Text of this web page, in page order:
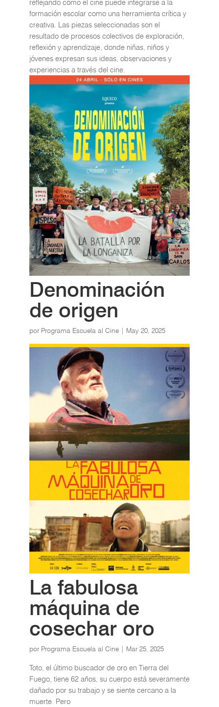
reflejando cómo el cine puede integrarse a la
formación escolar como una herramienta crítica y
creativa. Las piezas seleccionadas son el
resultado de procesos colectivos de exploración,
reflexión y aprendizaje, donde niñas, niños y
jóvenes expresan sus ideas, observaciones y
experiencias a través del cine.
Denominación
de origen
por Programa Escuela al Cine| May 20, 2025
La fabulosa
máquina de
cosechar oro
por Programa Escuela al Cine| Mar 25, 2025
Toto, el último buscador de oro en Tierra del
Fuego, tiene 62 años, su cuerpo está severamente
dañado por su trabajo y se siente cercano a la
muerte. Pero